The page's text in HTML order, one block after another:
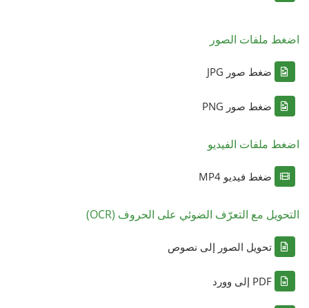
اضغط ملفات الصور
ضغط صور JPG
ضغط صور PNG
اضغط ملفات الفيديو
ضغط فيديو MP4
التحويل مع التعرّف الضوئي على الحروف (OCR)
تحويل الصور إلى نصوص
PDF إلى وورد